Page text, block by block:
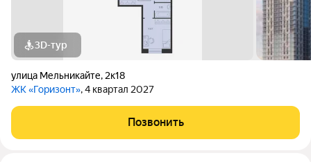
3D-тур
улица Мельникайте, 2к18
ЖК «Горизонт», 4 квартал 2027
Позвонить